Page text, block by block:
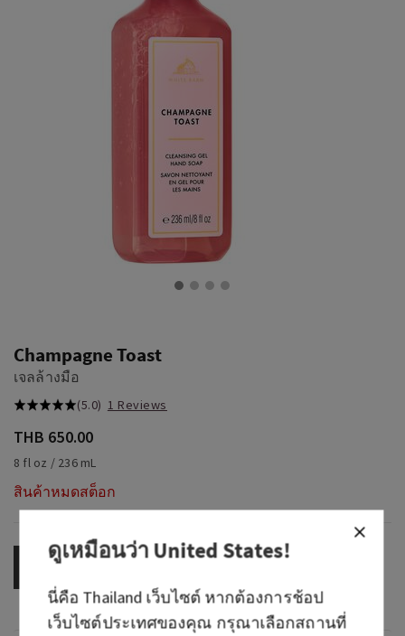
Champagne Toast
เจลล้างมือ
(5.0) 1 Reviews
THB 650.00
8 fl oz / 236 mL
สินค้าหมดสต็อก
OUT OF STOCK
ดูเหมือนว่าUnited States!
นี่คือ Thailand เว็บไซต์ หากต้องการช้อป
เว็บไซต์ประเทศของคุณ กรุณาเลือกสถานที่